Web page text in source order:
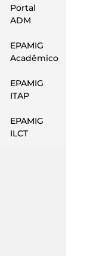
Portal
ADM
EPAMIG
Acadêmico
EPAMIG
ITAP
EPAMIG
ILCT